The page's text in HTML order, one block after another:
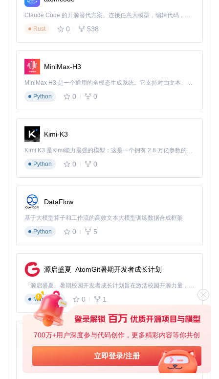
700万+用户深度参与代码创作，更多精彩内容等你共创
立即登录/注册
们可以看到分布式环境下种子管理的实际应用，通过精心设计
的种子分配策略，确保每个工作进程都有独立但可预测的随机
序列。
种子控制实施策略：构建可复现的实验环境
了解了随机性的来源和控制系统架构后，我们现在来实施具体
的种子控制策略。一个完整的种子控制方案需要覆盖多个层
基础库种子设置
首先，我们需要固定Python环境中主要随机数生成库的种子：
import numpy as
import
import
def set_global_seeds(seed=42):
# Python内置随机模块
    random.seed(seed)
# NumPy随机数生成器
# TensorFlow随机种子
    tf.set_random_seed(seed)
    os.environ[
'PYTHONHASHSEED'] = str
环境种子设置
对于OpenAI Gym等环境，需要单独设置种子以确保环境初始
化的一致性：
import gym
create_env
    env = gym.make(env_name)
Claude Code 的开源替代方案。连接任意大模型，编辑代码，运行命令，自动验证 — 全自动执行。用 Rust 构建，极致性能。 ｜ An open-source alternative to Claude Code. Connect any LLM, edit code, run commands, and verify changes — autonomously. Built in Rust for speed. Get Started
Rust
0 538
MiniMax-H3
MiniMax H3 是一个通用的全模态生成系统。它支持对由文本、图像、视频和音频组成的多模态上下文进行统一理解，并能生成分辨率高达 2K、时长可达 15 秒的带原生立体声音频的视频。得益于面向任务泛化的系统设计，H3 在预训练阶段就已具备广泛的多模态上下文理解与生成能力，能够出色地执行复杂的多模态指令。
Python
0 0
Kimi-K3
Kimi K3 是Kimi能力最强的模型：这是一个拥有 2.8 万亿参数的混合专家（MoE）模型，具备原生视觉理解能力，并支持 100 万 token 的上下文窗口。
Python
0 0
DataFlow
基于大模型算子和工作流的高效文本大模型训练数据合成框架
Python
0 5
源启盛夏_AtomGit暑期开发者成长计划
「源启盛夏」暑期校园开发者成长计划旨在激活校园开源力量，通过积分激励、认证扶持、资源倾斜等形式，引导高校组织和开发者完成「入驻 — 建项目 — 做贡献 — 获认证 — 得资源」的完整闭环。无论你是想带领社团入驻平台的组织者，还是希望用代码贡献证明自己的开发者，都能在这里找到属于你的成长路径。
Markdown
0 1
py-xiaozhi
基于Python的Xiaozhi AI，适用于想要完整Xiaozhi体验而无需拥有专用硬件的用户。
Python
0 1